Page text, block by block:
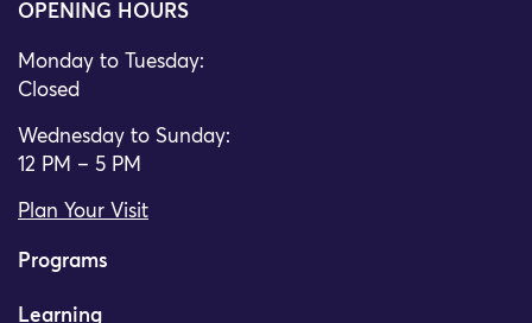
OPENING HOURS
Monday to Tuesday:
Closed
Wednesday to Sunday:
12 PM – 5 PM
Plan Your Visit
Programs
Learning